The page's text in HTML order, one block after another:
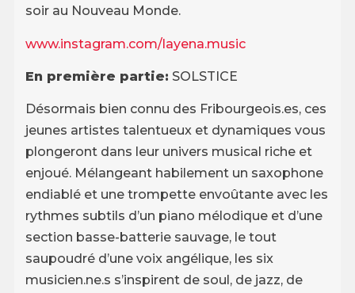
soir au Nouveau Monde.
www.instagram.com/layena.music
En première partie: SOLSTICE
Désormais bien connu des Fribourgeois.es, ces
jeunes artistes talentueux et dynamiques vous
plongeront dans leur univers musical riche et
enjoué. Mélangeant habilement un saxophone
endiablé et une trompette envoûtante avec les
rythmes subtils d’un piano mélodique et d’une
section basse-batterie sauvage, le tout
saupoudré d’une voix angélique, les six
musicien.ne.s s’inspirent de soul, de jazz, de